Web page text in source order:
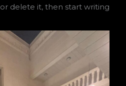
or delete it, then start writing!